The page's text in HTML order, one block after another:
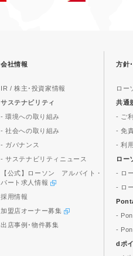
会社情報
IR / 株主･投資家情報
サステナビリティ
- 環境への取り組み
- 社会への取り組み
- ガバナンス
- サステナビリティニュース
【公式】ローソン アルバイト・
パート求人情報
採用情報
加盟店オーナー募集
出店事例･物件募集
方針
ロー
共通
- ご
- 免
- 利
ロー
- ロ
- ロ
-
-
dポ